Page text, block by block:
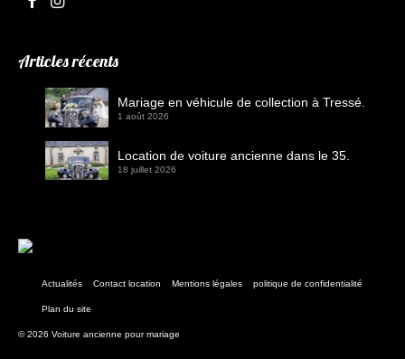
Articles récents
Mariage en véhicule de collection à Tressé.
1 août 2026
Location de voiture ancienne dans le 35.
18 juillet 2026
Actualités Contact location Mentions légales politique de confidentialité
Plan du site
© 2026 Voiture ancienne pour mariage